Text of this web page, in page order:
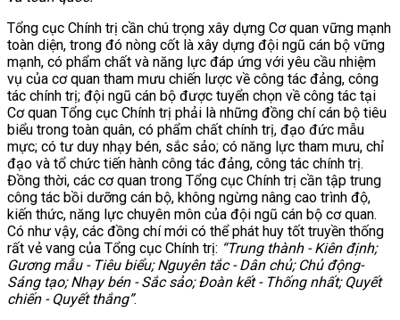
Tổng cục Chính trị cần chú trọng xây dựng Cơ quan vững mạnh
toàn diện, trong đó nòng cốt là xây dựng đội ngũ cán bộ vững
mạnh, có phẩm chất và năng lực đáp ứng với yêu cầu nhiệm
vụ của cơ quan tham mưu chiến lược về công tác đảng, công
tác chính trị; đội ngũ cán bộ được tuyển chọn về công tác tại
Cơ quan Tổng cục Chính trị phải là những đồng chí cán bộ tiêu
biểu trong toàn quân, có phẩm chất chính trị, đạo đức mẫu
mực; có tư duy nhạy bén, sắc sảo; có năng lực tham mưu, chỉ
đạo và tổ chức tiến hành công tác đảng, công tác chính trị.
Đồng thời, các cơ quan trong Tổng cục Chính trị cần tập trung
công tác bồi dưỡng cán bộ, không ngừng nâng cao trình độ,
kiến thức, năng lực chuyên môn của đội ngũ cán bộ cơ quan.
Có như vậy, các đồng chí mới có thể phát huy tốt truyền thống
rất vẻ vang của Tổng cục Chính trị: “Trung thành - Kiên định;
Gương mẫu - Tiêu biểu; Nguyên tắc - Dân chủ; Chủ động-
Sáng tạo; Nhạy bén - Sắc sảo; Đoàn kết - Thống nhất; Quyết
chiến - Quyết thắng”.